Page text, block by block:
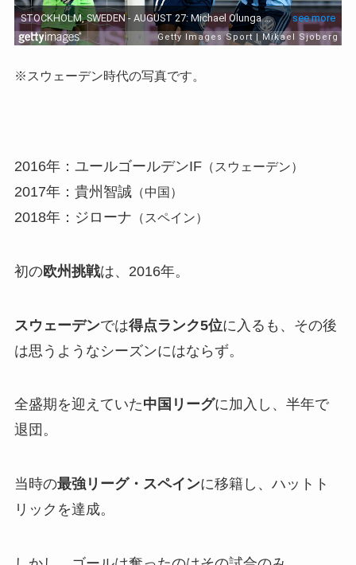
※スウェーデン時代の写真です。
2016年：ユールゴールデンIF（スウェーデン）
2017年：貴州智誠（中国）
2018年：ジローナ （スペイン）
初の欧州挑戦は、2016年。
スウェーデンでは得点ランク5位に入るも、その後
は思うようなシーズンにはならず。
全盛期を迎えていた中国リーグに加入し、半年で
退団。
当時の最強リーグ・スペインに移籍し、ハットト
リックを達成。